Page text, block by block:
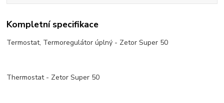
Kompletní specifikace
Termostat, Termoregulátor úplný - Zetor Super 50
Thermostat - Zetor Super 50